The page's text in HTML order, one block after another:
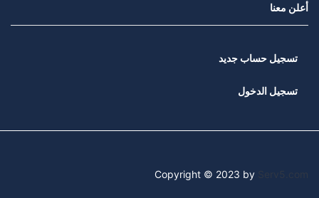
أعلن معنا
تسجيل حساب جديد
تسجيل الدخول
Copyright © 2023 by